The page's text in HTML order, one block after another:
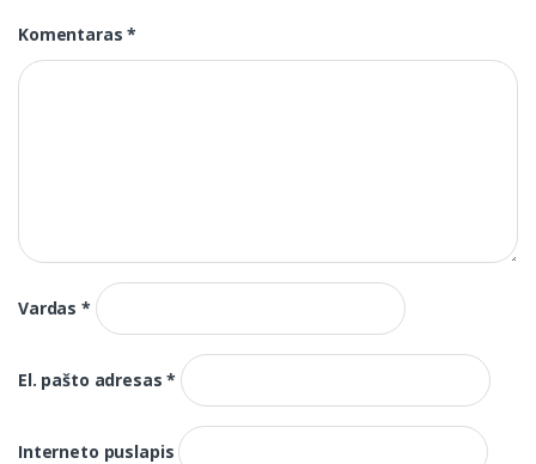
Komentaras*
Vardas*
El. pašto adresas*
Interneto puslapis